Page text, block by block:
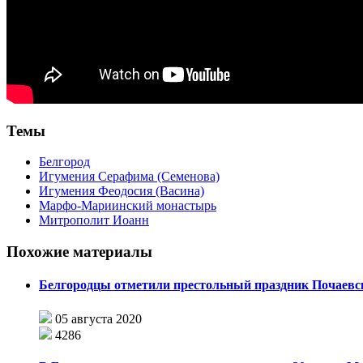
Темы
Белгород
Игумения Серафима (Семенова)
Игумения Феодосия (Васина)
Марфо-Мариинский монастырь
Митрополит Иоанн
Похожие материалы
Белгородцы отметили престольный праздник
05 августа 2020
4286